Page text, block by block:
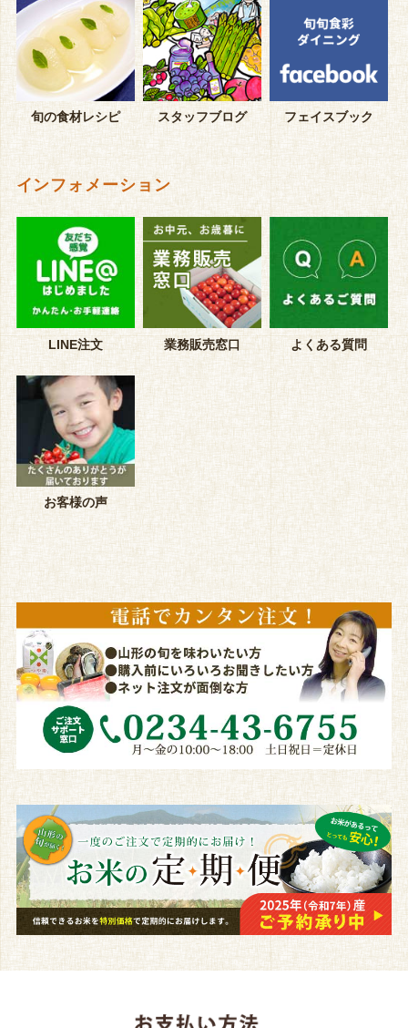
旬の食材レシピ スタッフブログ フェイスブック
インフォメーション
LINE注文 業務販売窓口 よくある質問
お客様の声